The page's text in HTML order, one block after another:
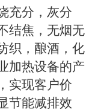
充分，灰分
结焦，无烟无
织，酿酒，化
加热设备的产
实现客户价
节能减排效